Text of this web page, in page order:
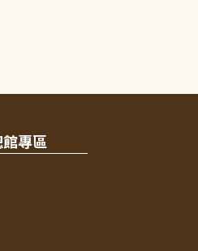
專區